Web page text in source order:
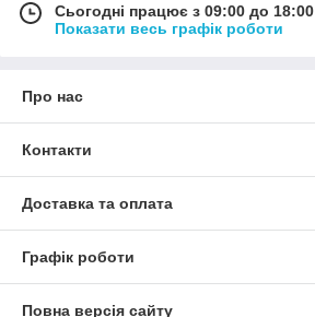
Сьогодні працює з 09:00 до 18:00
Показати весь графік роботи
Про нас
Контакти
Доставка та оплата
Графік роботи
Повна версія сайту